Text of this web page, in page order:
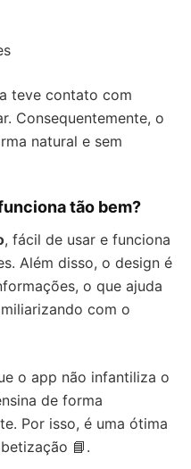
teve contato com
Consequentemente, o
natural e sem
tão bem?
, fácil de usar e funciona
Além disso, o design é
o que ajuda
com o
o app não infantiliza o
de forma
Por isso, é uma ótima
📘.